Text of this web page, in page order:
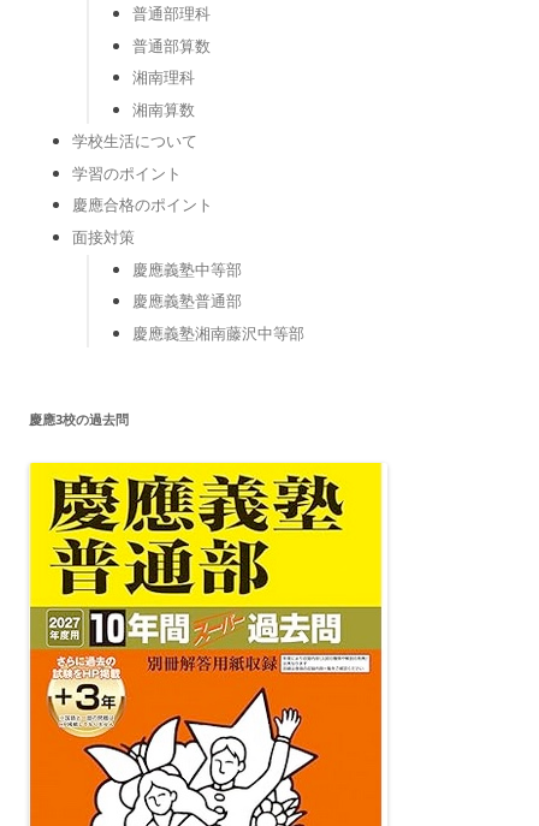
普通部理科
普通部算数
湘南理科
湘南算数
学校生活について
学習のポイント
慶應合格のポイント
面接対策
慶應義塾中等部
慶應義塾普通部
慶應義塾湘南藤沢中等部
慶應3校の過去問